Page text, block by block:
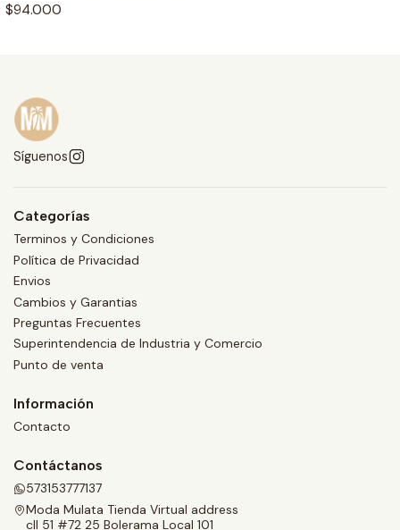
$94.000
Síguenos
Categorías
Terminos y Condiciones
Política de Privacidad
Envios
Cambios y Garantias
Preguntas Frecuentes
Superintendencia de Industria y Comercio
Punto de venta
Información
Contacto
Contáctanos
573153777137
Moda Mulata Tienda Virtual address
cll 51 #72 25 Bolerama Local 101